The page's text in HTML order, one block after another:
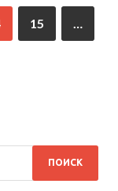
15